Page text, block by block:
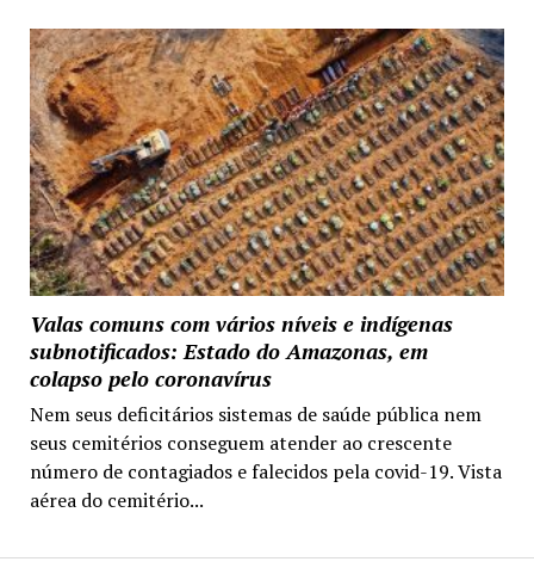
Valas comuns com vários níveis e indígenas
subnotificados: Estado do Amazonas, em
colapso pelo coronavírus
Nem seus deficitários sistemas de saúde pública nem
seus cemitérios conseguem atender ao crescente
número de contagiados e falecidos pela covid-19. Vista
aérea do cemitério...